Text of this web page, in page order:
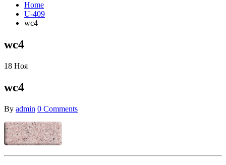
Home
U-409
wc4
wc4
18 Ноя
wc4
By admin 0 Comments